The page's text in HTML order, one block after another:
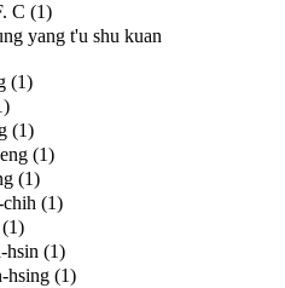
C (1)
yang t'u shu kuan
(1)
(1)
(1)
(1)
chih (1)
(1)
hsin (1)
hsing (1)